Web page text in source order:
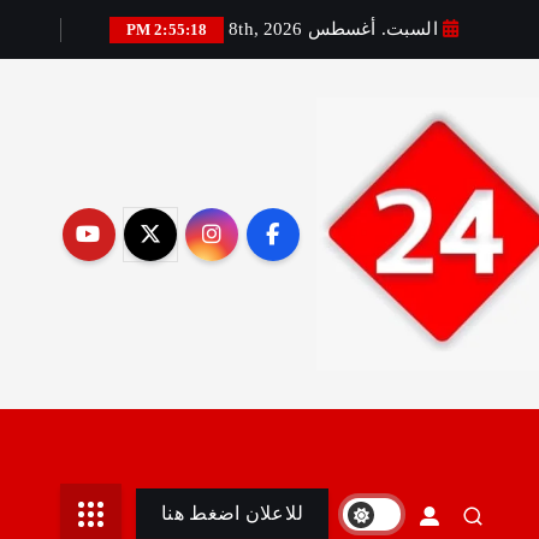
السبت. أغسطس 8th, 2026 2:55:19 PM
أمين
للاعلان اضغط هنا